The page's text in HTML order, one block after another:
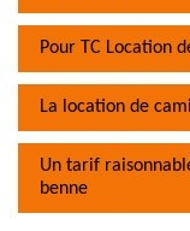
Pour TC Location
La location de
Un tarif
benne